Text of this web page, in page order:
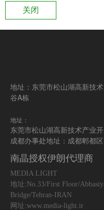
关闭
地址：东莞市松山湖高新技
谷A栋
地址：
东莞市松山湖高新技术产业
成都办事处地址：成都郫都
南晶授权伊朗代理商
MEDIA LIGHT
地址:No.33/First Floor/
Bridge/Tehran-IRAN
网址:www.media-light.ir